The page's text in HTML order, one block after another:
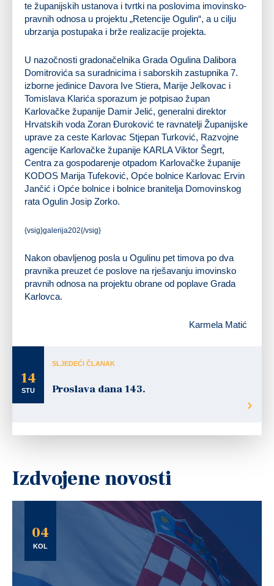
te županijskih ustanova i tvrtki na poslovima imovinsko-
pravnih odnosa u projektu „Retencije Ogulin“, a u cilju
ubrzanja postupaka i brže realizacije projekta.
U nazočnosti gradonačelnika Grada Ogulina Dalibora
Domitrovića sa suradnicima i saborskih zastupnika 7.
izborne jedinice Davora Ive Stiera, Marije Jelkovac i
Tomislava Klarića sporazum je potpisao župan
Karlovačke županije Damir Jelić, generalni direktor
Hrvatskih voda Zoran Đuroković te ravnatelji Županijske
uprave za ceste Karlovac Stjepan Turković, Razvojne
agencije Karlovačke županije KARLA Viktor Šegrt,
Centra za gospodarenje otpadom Karlovačke županije
KODOS Marija Tufeković, Opće bolnice Karlovac Ervin
Jančić i Opće bolnice i bolnice branitelja Domovinskog
rata Ogulin Josip Zorko.
{vsig}galerija202{/vsig}
Nakon obavljenog posla u Ogulinu pet timova po dva
pravnika preuzet će poslove na rješavanju imovinsko
pravnih odnosa na projektu obrane od poplave Grada
Karlovca.
Karmela Matić
14
STU
SLJEDEĆI ČLANAK
Proslava dana 143.
Izdvojene novosti
04
KOL